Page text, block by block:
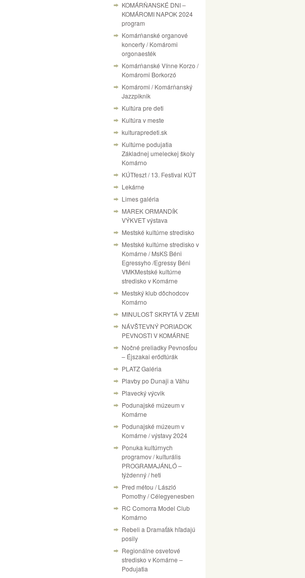
KOMÁRŇANSKÉ DNI –
KOMÁROMI NAPOK 2024
program
Komárňanské organové
koncerty / Komáromi
orgonaesték
Komárňanské Vínne Korzo /
Komáromi Borkorzó
Komáromi / Komárňanský
Jazzpiknik
Kultúra pre deti
Kultúra v meste
kulturapredeti.sk
Kultúrne podujatia
Základnej umeleckej školy
Komárno
KÚTfeszt / 13. Festival KÚT
Lekárne
Limes galéria
MAREK ORMANDÍK
VÝKVET výstava
Mestské kultúrne stredisko
Mestské kultúrne stredisko v
Komárne / MsKS Béni
Egressyho /Egressy Béni
VMKMestské kultúrne
stredisko v Komárne
Mestský klub dôchodcov
Komárno
MINULOSŤ SKRYTÁ V ZEMI
NÁVŠTEVNÝ PORIADOK
PEVNOSTI V KOMÁRNE
Nočné preliadky Pevnosťou
– Éjszakai erődtúrák
PLATZ Galéria
Plavby po Dunaji a Váhu
Plavecký výcvik
Podunajské múzeum v
Komárne
Podunajské múzeum v
Komárne / výstavy 2024
Ponuka kultúrnych
programov / kulturális
PROGRAMAJÁNLÓ –
týždenný / heti
Pred métou / László
Pomothy / Célegyenesben
RC Comorra Model Club
Komárno
Rebeli a Dramaťák hľadajú
posily
Regionálne osvetové
stredisko v Komárne –
Podujatia